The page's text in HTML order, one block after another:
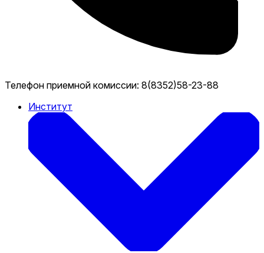
Телефон приемной комиссии: 8(8352)58-23-88
Институт